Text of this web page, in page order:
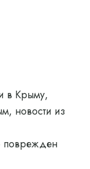
в Крыму,
новости из
поврежден